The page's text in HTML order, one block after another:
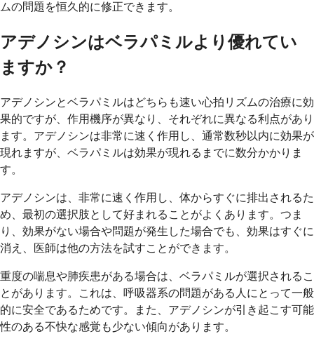
ムの問題を恒久的に修正できます。
アデノシンはベラパミルより優れてい
ますか？
アデノシンとベラパミルはどちらも速い心拍リズムの治療に効
果的ですが、作用機序が異なり、それぞれに異なる利点があり
ます。アデノシンは非常に速く作用し、通常数秒以内に効果が
現れますが、ベラパミルは効果が現れるまでに数分かかりま
す。
アデノシンは、非常に速く作用し、体からすぐに排出されるた
め、最初の選択肢として好まれることがよくあります。つま
り、効果がない場合や問題が発生した場合でも、効果はすぐに
消え、医師は他の方法を試すことができます。
重度の喘息や肺疾患がある場合は、ベラパミルが選択されるこ
とがあります。これは、呼吸器系の問題がある人にとって一般
的に安全であるためです。また、アデノシンが引き起こす可能
性のある不快な感覚も少ない傾向があります。